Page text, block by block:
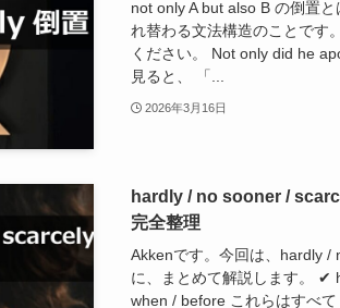
not only A but also B の倒置
れ替わる文法構造のことです
ください。 Not only did he
見ると、 「...
2026年3月16日
hardly / no sooner /
完全整理
Akkenです。今回は、hardly /
に、まとめて解説します。
when / before これらはすべ